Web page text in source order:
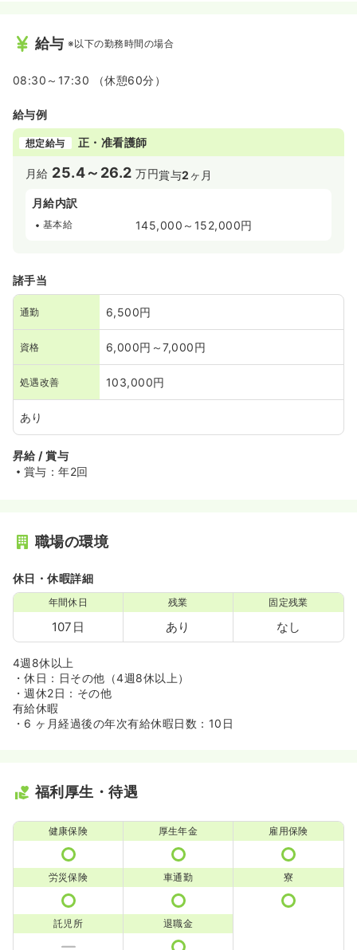
給与 ※以下の勤務時間の場合
08:30～17:30 （休憩60分）
給与例
想定給与 正・准看護師
月給 25.4～26.2 万円賞与2 ヶ月
月給内訳
基本給 145,000～152,000円
諸手当
通勤 6,500円
資格 6,000円～7,000円
処遇改善 103,000円
あり
昇給 / 賞与
賞与：年2回
職場の環境
休日・休暇詳細
年間休日
107日
残業
あり
固定残業
なし
4週8休以上
・休日：日その他（4週8休以上）
・週休2日：その他
有給休暇
・6 ヶ月経過後の年次有給休暇日数：10日
福利厚生・待遇
健康保険 厚生年金 雇用保険
労災保険 車通勤 寮
託児所 退職金